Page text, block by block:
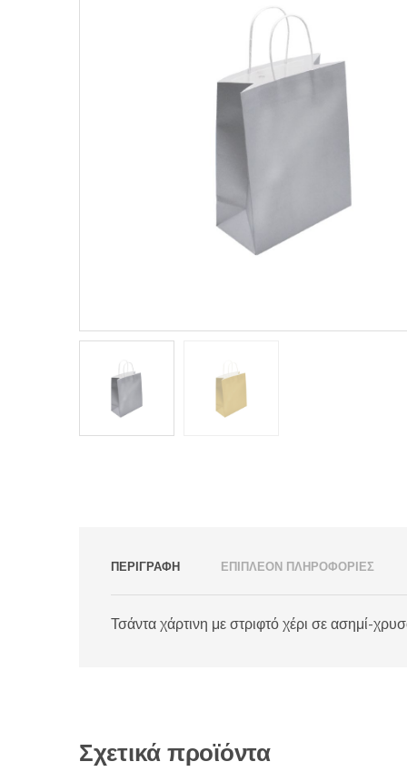
ΠΕΡΙΓΡΑΦΉ ΕΠΙΠΛΈΟΝ ΠΛΗΡΟΦΟΡΊΕΣ
Τσάντα χάρτινη με στριφτό χέρι σε ασημί-
Σχετικά προϊόντα